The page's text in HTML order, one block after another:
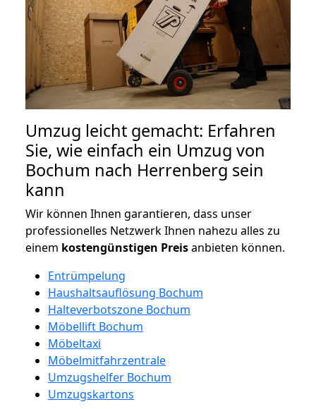
Umzug leicht gemacht: Erfahren
Sie, wie einfach ein Umzug von
Bochum nach Herrenberg sein
kann
Wir können Ihnen garantieren, dass unser
professionelles Netzwerk Ihnen nahezu alles zu
einem kostengünstigen Preisanbieten können.
Entrümpelung
Haushaltsauflösung Bochum
Halteverbotszone Bochum
Möbellift Bochum
Möbeltaxi
Möbelmitfahrzentrale
Umzugshelfer Bochum
Umzugskartons